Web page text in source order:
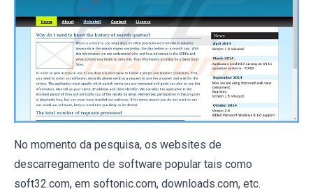
No momento da pesquisa, os websites de
descarregamento de software popular tais como
soft32.com, em softonic.com, downloads.com, etc.